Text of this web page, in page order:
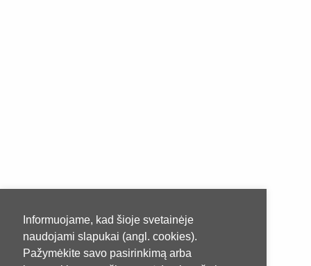
Informuojame, kad šioje svetainėje
naudojami slapukai (angl. cookies).
Pažymėkite savo pasirinkimą arba